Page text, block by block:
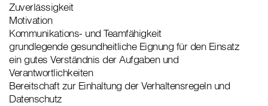
Zuverlässigkeit
Motivation
Kommunikations- und Teamfähigkeit
grundlegende gesundheitliche Eignung für den Einsatz
ein gutes Verständnis der Aufgaben und
Verantwortlichkeiten
Bereitschaft zur Einhaltung der Verhaltensregeln und
Datenschutz